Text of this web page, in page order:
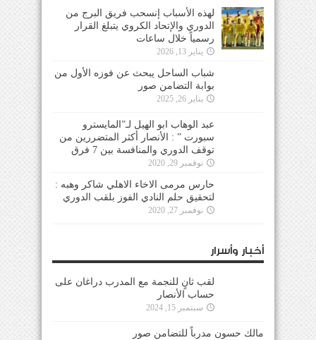
لهذه الأسباب إنسحب فريق البرج من
الدوري والإتحاد الكروي يتبلغ القرار
رسمياً خلال ساعات
يناير 13, 2026
شباب الساحل يبحث عن فوزه الأول من
بوابة التضامن صور
يناير 26, 2025
عبد الوهاب ابو الهيل لـ”المايسترو
سبورت ” : الأنصار أكثر المتضررين من
توقف الدوري والمنافسة بين 7 فرق
نوفمبر 29, 2020
حارس مرمى الاخاء الاهلي شاكر وهبه :
لتحقيق حلم النادي الفوز بلقب الدوري
نوفمبر 27, 2020
أخبار وأسرار
لقب ثانٍ للنجمة مع المدرب دراغان على
حساب الأنصار
سبتمبر 15, 2024
مالك حسون مدرباً للتضامن صور